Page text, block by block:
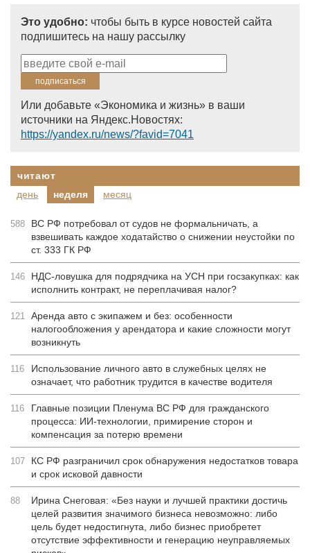
Это удобно: чтобы быть в курсе новостей сайта
подпишитесь на нашу рассылку
Или добавьте «Экономика и жизнь» в ваши
источники на Яндекс.Новостях:
https://yandex.ru/news/?favid=7041
читают
день
неделя месяц
588
ВС РФ потребовал от судов не формальничать, а
взвешивать каждое ходатайство о снижении неустойки по
ст. 333 ГК РФ
146
НДС-ловушка для подрядчика на УСН при госзакупках: как
исполнить контракт, не переплачивая налог?
121 Аренда авто с экипажем и без: особенности
налогообложения у арендатора и какие сложности могут
возникнуть
116
Использование личного авто в служебных целях не
означает, что работник трудится в качестве водителя
116
Главные позиции Пленума ВС РФ для гражданского
процесса: ИИ-технологии, примирение сторон и
компенсация за потерю времени
107
КС РФ разграничил срок обнаружения недостатков товара
и срок исковой давности
88
Ирина Снеговая: «Без науки и лучшей практики достичь
целей развития значимого бизнеса невозможно: либо
цель будет недостигнута, либо бизнес приобретет
отсутствие эффективности и генерацию неуправляемых